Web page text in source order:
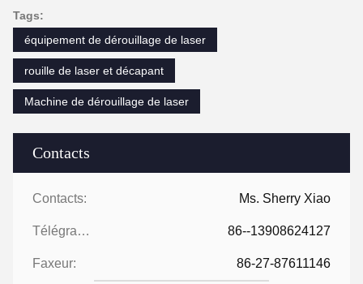
Contacts
Contacts: Ms. Sherry Xiao
Télégramme: 86--13908624127
Faxeur: 86-27-87611146
Tags:
équipement de dérouillage de laser
rouille de laser et décapant
Machine de dérouillage de laser